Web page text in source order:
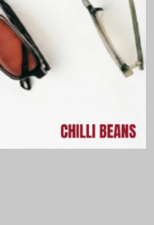
fabricados en TR90,
y calidad. Además del
cuentan con protección
pequeños.